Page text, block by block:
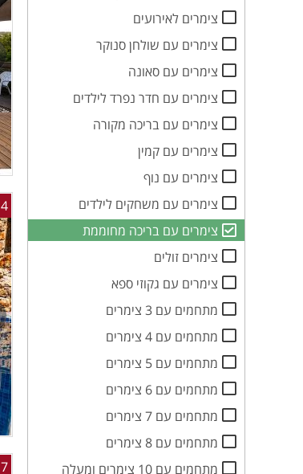
צימרים לאירועים
צימרים עם שולחן סנוקר
צימרים עם סאונה
צימרים עם חדר נפרד לילדים
צימרים עם בריכה מקורה
צימרים עם קמין
צימרים עם נוף
צימרים עם משחקים לילדים
צימרים עם בריכה מחוממת
צימרים זולים
צימרים עם גקוזי ספא
מתחמים עם 3 צימרים
מתחמים עם 4 צימרים
מתחמים עם 5 צימרים
מתחמים עם 6 צימרים
מתחמים עם 7 צימרים
מתחמים עם 8 צימרים
מתחמים עם 10 צימרים ומעלה
4 צימרים ובריכה באזור הכנרת
7 חדרי שינה למשפחות וקבוצות בשדות מיכה באזור בית שמש